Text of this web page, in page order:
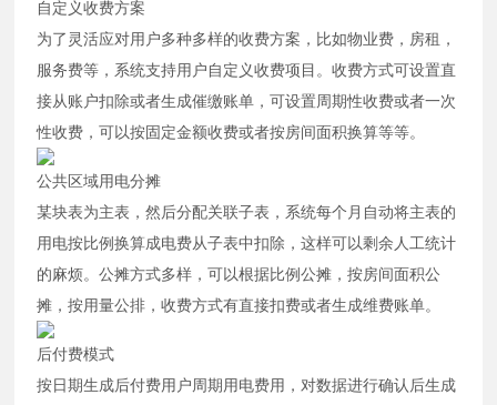
自定义收费方案
为了灵活应对用户多种多样的收费方案，比如物业费，房租，
服务费等，系统支持用户自定义收费项目。收费方式可设置直
接从账户扣除或者生成催缴账单，可设置周期性收费或者一次
性收费，可以按固定金额收费或者按房间面积换算等等。
公共区域用电分摊
某块表为主表，然后分配关联子表，系统每个月自动将主表的
用电按比例换算成电费从子表中扣除，这样可以剩余人工统计
的麻烦。公摊方式多样，可以根据比例公摊，按房间面积公
摊，按用量公排，收费方式有直接扣费或者生成维费账单。
后付费模式
按日期生成后付费用户周期用电费用，对数据进行确认后生成